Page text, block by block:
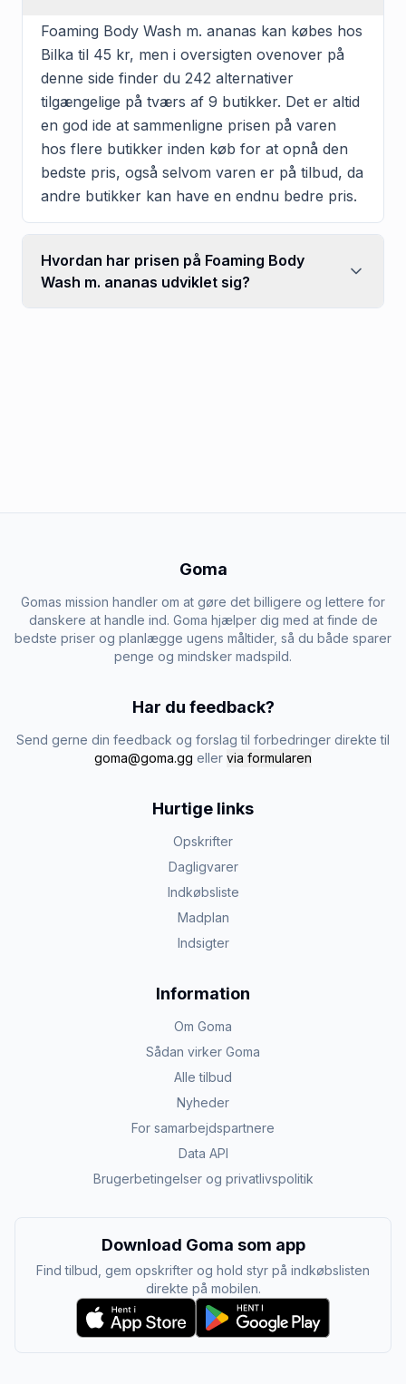
Foaming Body Wash m. ananas kan købes hos
Bilka til 45 kr, men i oversigten ovenover på
denne side finder du 242 alternativer
tilgængelige på tværs af 9 butikker. Det er altid
en god ide at sammenligne prisen på varen
hos flere butikker inden køb for at opnå den
bedste pris, også selvom varen er på tilbud, da
andre butikker kan have en endnu bedre pris.
Hvordan har prisen på Foaming Body
Wash m. ananas udviklet sig?
Goma
Gomas mission handler om at gøre det billigere og lettere for
danskere at handle ind. Goma hjælper dig med at finde de
bedste priser og planlægge ugens måltider, så du både sparer
penge og mindsker madspild.
Har du feedback?
Send gerne din feedback og forslag til forbedringer direkte til
goma@goma.gg eller via formularen
Hurtige links
Opskrifter
Dagligvarer
Indkøbsliste
Madplan
Indsigter
Information
Om Goma
Sådan virker Goma
Alle tilbud
Nyheder
For samarbejdspartnere
Data API
Brugerbetingelser og privatlivspolitik
Download Goma som app
Find tilbud, gem opskrifter og hold styr på indkøbslisten
direkte på mobilen.